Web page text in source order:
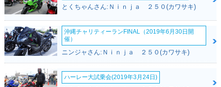
2020年 Ninja 250
KRT Edition・特
別・限定仕様
2020年 Ninja 25
0・カラーチェンジ
2019年 Ninja 25
0・カラーチェンジ
とくちゃんさん:Ｎｉｎｊａ ２５０(カワサキ)
沖縄チャリティーランFINAL（2019年6月30日開
催）
ニンジャさん:Ｎｉｎｊａ ２５０(カワサキ)
ハーレー大試乗会(2019年3月24日)